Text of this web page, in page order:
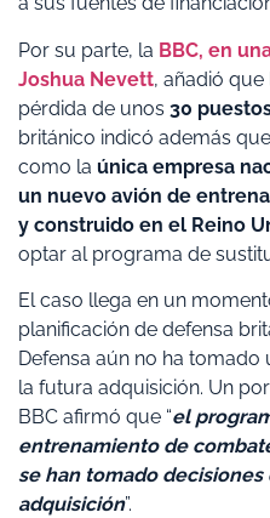
Por su parte, la BBC, en
Joshua Nevett, añadió
pérdida de unos 30
británico indicó además
como la única empresa
un nuevo avión de
y construido en el Reino
optar al programa de
El caso llega en un
planificación de defensa
Defensa aún no ha tomado
la futura adquisición. Un
BBC afirmó que “el
entrenamiento de
se han tomado
adquisición”.